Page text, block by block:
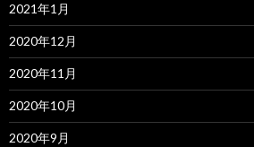
2021年1月
2020年12月
2020年11月
2020年10月
2020年9月